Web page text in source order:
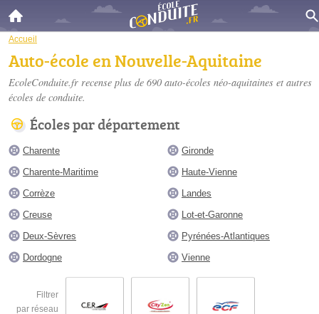
Accueil
Auto-école en Nouvelle-Aquitaine
EcoleConduite.fr recense plus de 690 auto-écoles néo-aquitaines et autres
écoles de conduite.
Écoles par département
Charente
Charente-Maritime
Corrèze
Creuse
Deux-Sèvres
Dordogne
Gironde
Haute-Vienne
Landes
Lot-et-Garonne
Pyrénées-Atlantiques
Vienne
Filtrer
par réseau